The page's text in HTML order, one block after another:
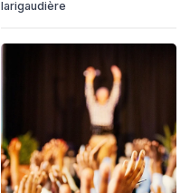
larigaudière